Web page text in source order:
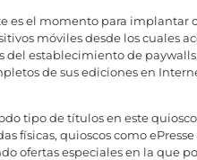
es el momento para implantar
móviles desde los cuales
del establecimiento de
de sus ediciones en
tipo de títulos en este
físicas, quioscos como
ofertas especiales en la que